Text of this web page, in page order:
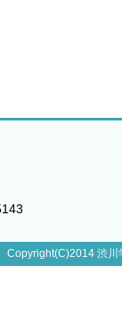
Copyright(C)2014 渋川